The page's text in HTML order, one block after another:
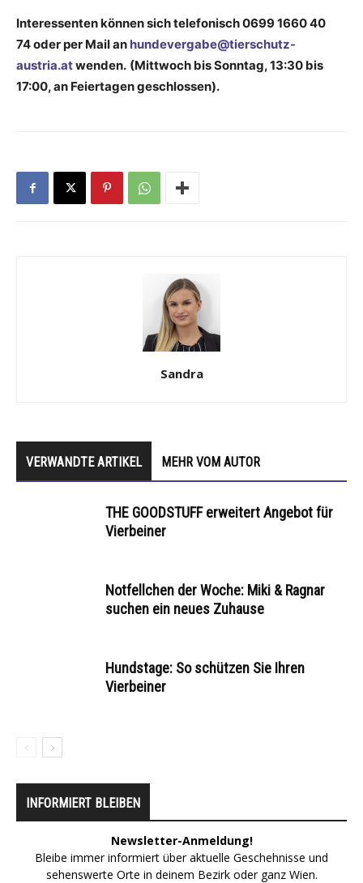
Interessenten können sich telefonisch 0699 1660 40
74 oder per Mail an hundevergabe@tierschutz-
austria.atwenden. (Mittwoch bis Sonntag, 13:30 bis
17:00, an Feiertagen geschlossen).
Sandra
VERWANDTE ARTIKEL MEHR VOM AUTOR
THE GOODSTUFF erweitert Angebot für
Vierbeiner
Notfellchen der Woche: Miki & Ragnar
suchen ein neues Zuhause
Hundstage: So schützen Sie Ihren
Vierbeiner
INFORMIERT BLEIBEN
Newsletter-Anmeldung!
Bleibe immer informiert über aktuelle Geschehnisse und
sehenswerte Orte in deinem Bezirk oder ganz Wien.